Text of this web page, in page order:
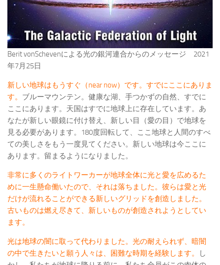
Berit vonSchevenによる光の銀河連合からのメッセージ 2021
年7月25日
新しい地球はもうすぐ（near now）です。すでにここにありま
す。 ブルーマウンテン。健康な湖、手つかずの自然、すでに
ここにあります。天国はすでに地球上に存在しています。あ
なたが新しい眼鏡に付け替え、新しい目（愛の目）で地球を
見る必要があります。180度回転して、ここ地球と人間のすべ
ての美しさをもう一度見てください。新しい地球は今ここに
あります。留まるようになりました。
非常に多くのライトワーカーが地球全体に光と愛を広めるた
めに一生懸命働いたので、それは落ちました。彼らは愛と光
だけが流れることができる新しいグリッドを創造しました。
古いものは燃え尽きて、新しいものが創造されようとしてい
ます。
光は地球の闇に取って代わりました。光の耐えられず、暗闇
の中で生きたいと願う人々は、困難な時期を経験します。
し